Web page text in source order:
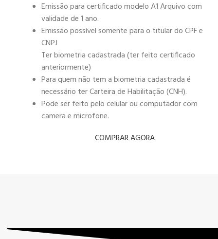
Emissão para certificado modelo A1 Arquivo com
validade de 1 ano.
Emissão possível somente para o titular do CPF e
CNPJ
Ter biometria cadastrada (ter feito certificado
anteriormente)
Para quem não tem a biometria cadastrada é
necessário ter Carteira de Habilitação (CNH).
Pode ser feito pelo celular ou computador com
camera e microfone.
COMPRAR AGORA